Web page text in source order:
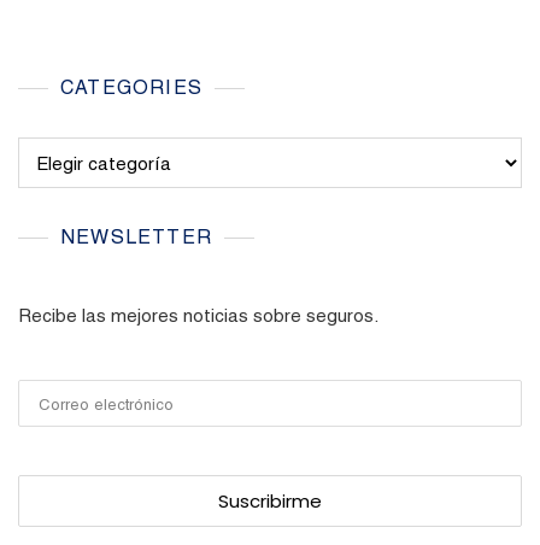
CATEGORIES
NEWSLETTER
Recibe las mejores noticias sobre seguros.